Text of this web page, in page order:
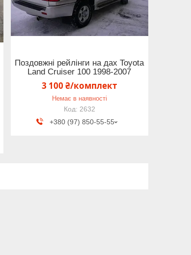
Поздовжні рейлінги на дах Toyota
Land Cruiser 100 1998-2007
3 100 ₴/комплект
Немає в наявності
2632
+380 (97) 850-55-55